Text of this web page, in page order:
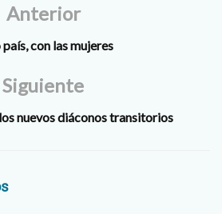
Anterior
con las mujeres
Siguiente
nuevos diáconos transitorios